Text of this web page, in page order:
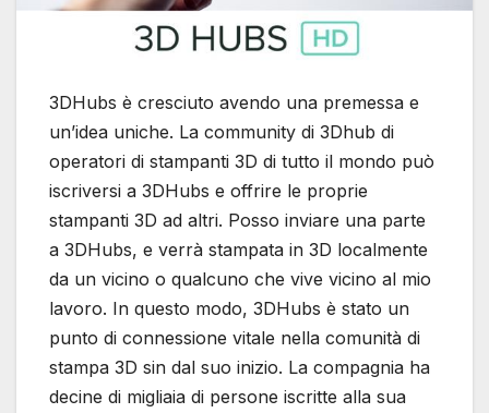
3DHubs è cresciuto avendo una premessa e
un’idea uniche. La community di 3Dhub di
operatori di stampanti 3D di tutto il mondo può
iscriversi a 3DHubs e offrire le proprie
stampanti 3D ad altri. Posso inviare una parte
a 3DHubs, e verrà stampata in 3D localmente
da un vicino o qualcuno che vive vicino al mio
lavoro. In questo modo, 3DHubs è stato un
punto di connessione vitale nella comunità di
stampa 3D sin dal suo inizio. La compagnia ha
decine di migliaia di persone iscritte alla sua